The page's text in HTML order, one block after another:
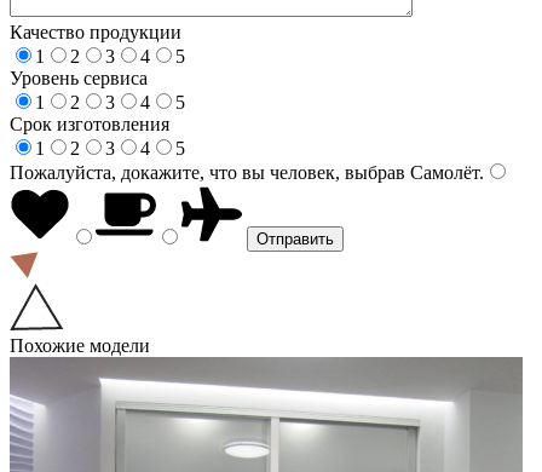
Качество продукции
1
2 3 4
5
Уровень сервиса
1
2 3 4
5
Срок изготовления
1
2 3 4
5
Пожалуйста, докажите, что вы человек, выбрав Самолёт.
Похожие модели